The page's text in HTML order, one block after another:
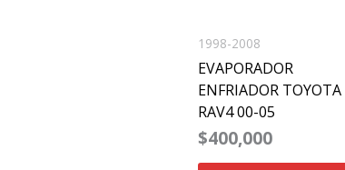
1998-2008
EVAPORADOR
ENFRIADOR TOYOTA
RAV4 00-05
$400,000